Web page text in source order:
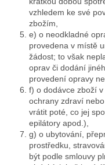
vzhledem ke své
zbožím,
e) o neodkladné
provedena v místě
žádost; to však
oprav či dodání
provedení opravy
f) o dodávce zboží
ochrany zdraví
vrátit poté, co jej
epilátory apod.),
g) o ubytování,
prostředku,
být podle smlouvy